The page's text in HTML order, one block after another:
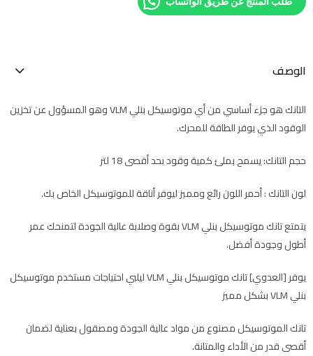
الوصف
التانك هو جزء أساسي من أي موتوسيكل بنلي VLM وهو المسؤول عن تخزين
الوقود الذي يوفر الطاقة للمحرك.
حجم التانك: يسمح بملئ كمية وقود بحد أقصى 18 لتر
لون التانك : أحمر اللون رائع ومميز ليوفر أناقة للموتوسيكل الخاص بك.
يتمتع تانك موتوسيكل بنلي VLM بقوة وصلابة عالية الجودة لتمنحك عمر
أطول وجودة أفضل.
يوفر [العدوي] تانك موتوسيكل بنلي VLM ليلبي احتياجات مستخدم موتوسيكل
بنلي VLM بشكل مميز
تانك الموتوسيكل مصنوع من مواد عالية الجودة ومصقول بعناية لضمان
أقصى قدر من الأداء والمتانة.